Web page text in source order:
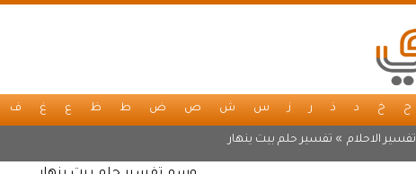
ح خ د ذ ر ز س ش ص ض ط ظ ع غ ف
تفسير الاحلام » تفسير حلم بيت ينهار